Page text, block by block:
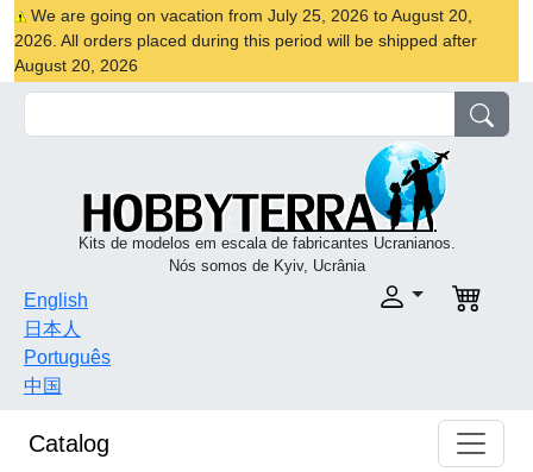
We are going on vacation from July 25, 2026 to August 20,
2026. All orders placed during this period will be shipped after
August 20, 2026
Kits de modelos em escala de fabricantes Ucranianos.
Nós somos de Kyiv, Ucrânia
English
日本人
Português
中国
Catalog